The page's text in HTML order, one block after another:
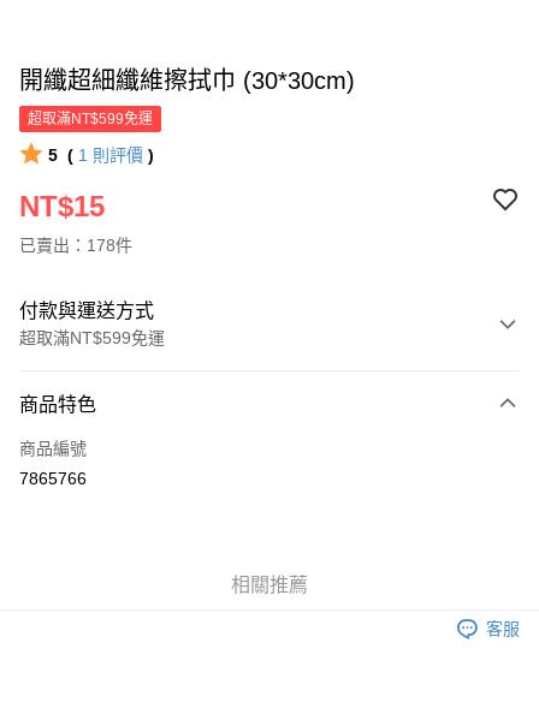
開纖超細纖維擦拭巾 (30*30cm)
超取滿NT$599免運
5 ( 1 則評價 )
NT$15
已賣出：178件
付款與運送方式
超取滿NT$599免運
信用卡一次付款
超商取貨付款
商品特色
商品編號
7865766
相關推薦
客服